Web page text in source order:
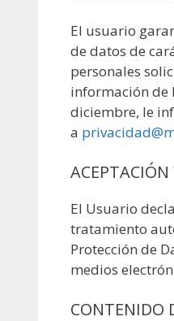
El usuario
de datos de
personales
información de
diciembre, le
a
El Usuario
tratamiento
Protección de
medios
CONTENIDO